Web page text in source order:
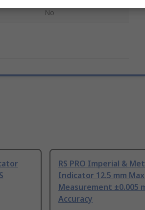
No
RS PRO Imperial &
Indicator 12.5 mm
Measurement ±0.005
Accuracy